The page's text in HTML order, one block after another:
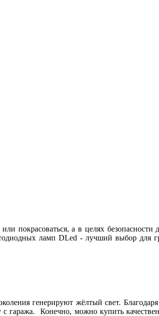
покрасоваться, а в целях безопасности
ламп DLed - лучший выбор для
генерируют жёлтый свет.
с гаража. Конечно, можно купить